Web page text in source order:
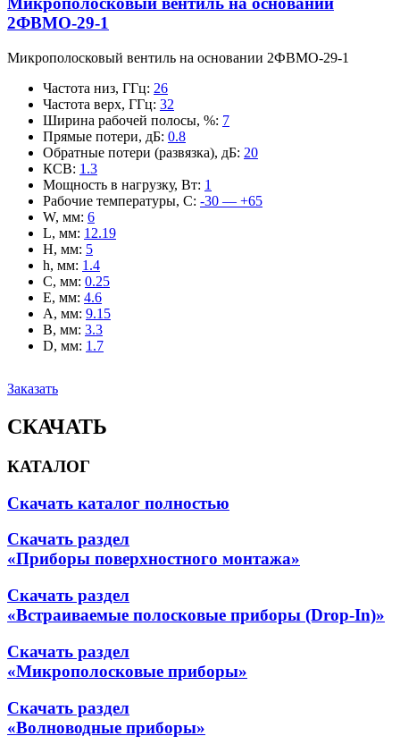
2ФВМO-29-1
Микрополосковый вентиль на основании 2ФВМO-29-1
Частота низ, ГГц: 26
Частота верх, ГГц: 32
Ширина рабочей полосы, %: 7
Прямые потери, дБ: 0.8
Обратные потери (развязка), дБ: 20
КСВ: 1.3
Мощность в нагрузку, Вт: 1
Рабочие температуры, С: -30 — +65
W, мм: 6
L, мм: 12.19
H, мм: 5
h, мм: 1.4
C, мм: 0.25
E, мм: 4.6
A, мм: 9.15
B, мм: 3.3
D, мм: 1.7
Заказать
СКАЧАТЬ
КАТАЛОГ
Скачать каталог полностью
Скачать раздел
«Приборы поверхностного монтажа»
Скачать раздел
«Встраиваемые полосковые приборы (Drop-In)»
Скачать раздел
«Микрополосковые приборы»
Скачать раздел
«Волноводные приборы»